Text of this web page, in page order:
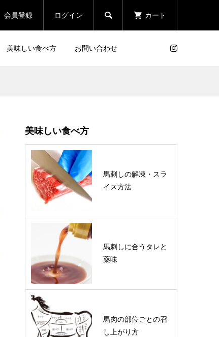
会員登録 ログイン  カート
美味しい食べ方 お問い合わせ
¥4,320
熊本直送 霜降り馬刺し 100g
¥3,024
熊本直送 極上大トロ三枚バ
ラスライス ５０ｇ
¥3,024
美味しい食べ方
馬刺しの解凍・スラ
イス方法
馬刺しに合うタレと
薬味
馬肉の部位ごとの召
し上がり方